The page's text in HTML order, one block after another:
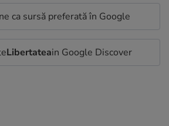
ca sursă preferată în Google
Libertateain Google Discover